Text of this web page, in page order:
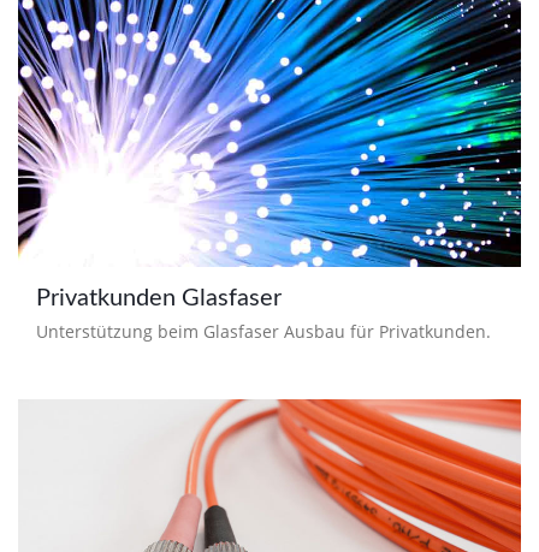
Privatkunden Glasfaser
Unterstützung beim Glasfaser Ausbau für Privatkunden.